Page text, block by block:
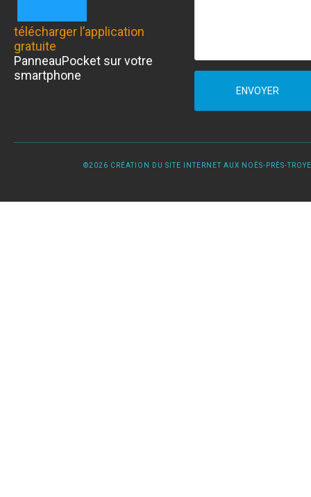
télécharger l’application
gratuite
PanneauPocket sur votre
smartphone
ENVOYER
©2026 CRÉATION DU SITE INTERNET AUX NOËS-PRÈS-